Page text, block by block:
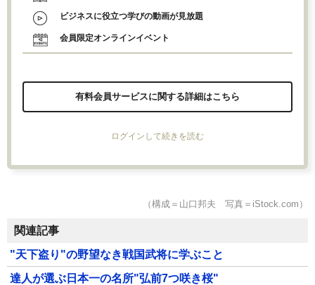
ビジネスに役立つ学びの動画が見放題
会員限定オンラインイベント
有料会員サービスに関する詳細はこちら
ログインして続きを読む
（構成＝山口邦夫 写真＝iStock.com）
関連記事
"天下盗り"の野望なき戦国武将に学ぶこと
達人が選ぶ日本一の名所"弘前7つ咲き桜"